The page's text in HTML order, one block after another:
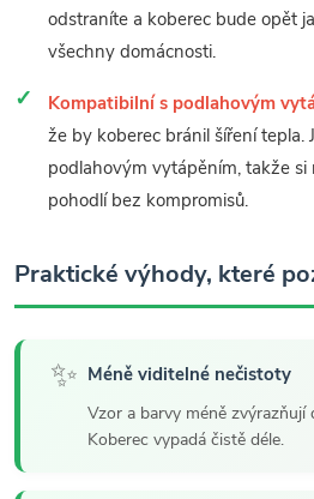
odstraníte a koberec bude opět
všechny domácnosti.
Kompatibilní s podlahovým
že by koberec bránil šíření tepla.
podlahovým vytápěním, takže si
pohodlí bez kompromisů.
Praktické výhody, které
✨ Méně viditelné nečistoty
Vzor a barvy méně zvýrazňují
Koberec vypadá čistě déle.